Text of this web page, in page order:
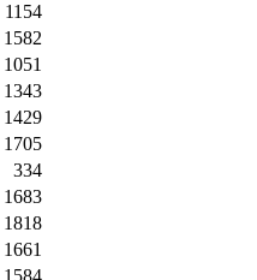
1154
1582
1051
1343
1429
1705
334
1683
1818
1661